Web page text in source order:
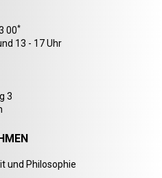
00*
13 - 17 Uhr
3
und Philosophie